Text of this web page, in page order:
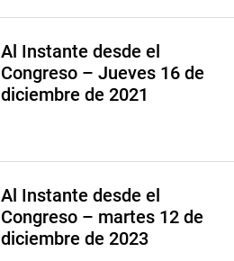
Al Instante desde el
Congreso – Jueves 16 de
diciembre de 2021
Al Instante desde el
Congreso – martes 12 de
diciembre de 2023